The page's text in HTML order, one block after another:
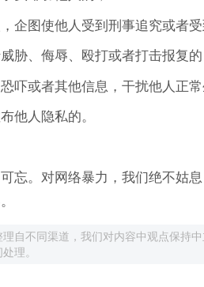
企图使他人受到刑事追究或者
胁、侮辱、殴打或者打击报复的
吓或者其他信息，干扰他人正常
他人隐私的。
忘。对网络暴力，我们绝不姑
自不同渠道，我们对内容中观点保持
理。